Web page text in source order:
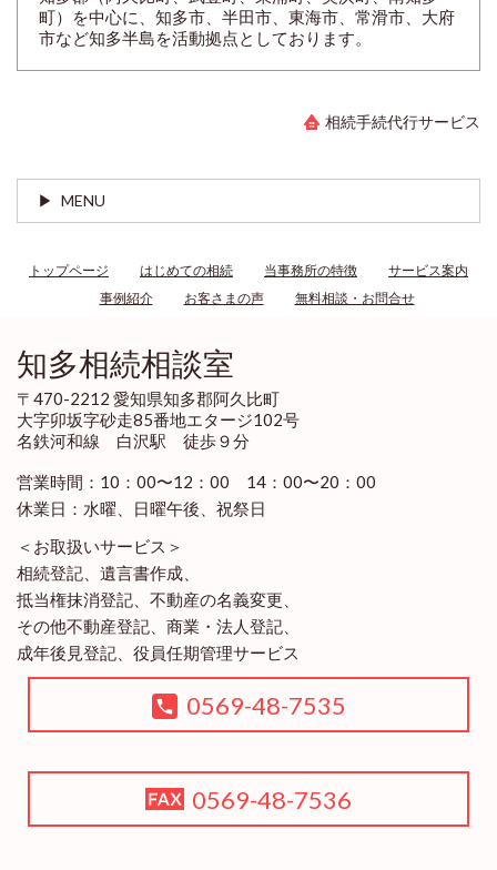
町）を中心に、知多市、半田市、東海市、常滑市、大府
市など知多半島を活動拠点としております。
相続手続代行サービス
MENU
トップページ はじめての相続 当事務所の特徴
サービス案内
事例紹介
お客さまの声 無料相談・お問合せ
知多相続相談室
〒470-2212 愛知県知多郡阿久比町
大字卯坂字砂走85番地エタージ102号
名鉄河和線 白沢駅 徒歩９分
営業時間：10：00〜12：00 14：00〜20：00
休業日：水曜、日曜午後、祝祭日
＜お取扱いサービス＞
相続登記、遺言書作成、
抵当権抹消登記、不動産の名義変更、
その他不動産登記、商業・法人登記、
成年後見登記、役員任期管理サービス
0569-48-7535
0569-48-7536